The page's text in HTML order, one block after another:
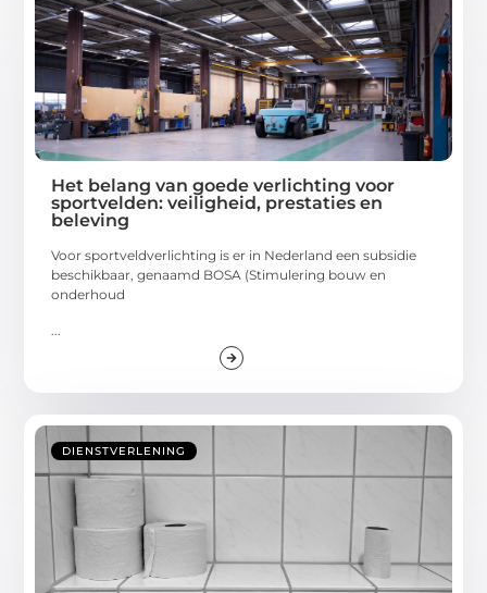
Het belang van goede verlichting voor
sportvelden: veiligheid, prestaties en
beleving
Voor sportveldverlichting is er in Nederland een subsidie
beschikbaar, genaamd BOSA (Stimulering bouw en
onderhoud
DIENSTVERLENING